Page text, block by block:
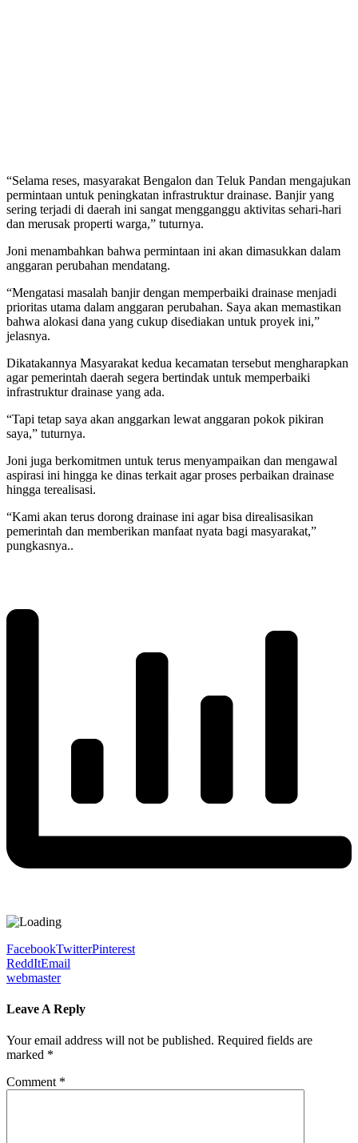
“Selama reses, masyarakat Bengalon dan Teluk Pandan mengajukan
permintaan untuk peningkatan infrastruktur drainase. Banjir yang
sering terjadi di daerah ini sangat mengganggu aktivitas sehari-hari
dan merusak properti warga,” tuturnya.
Joni menambahkan bahwa permintaan ini akan dimasukkan dalam
anggaran perubahan mendatang.
“Mengatasi masalah banjir dengan memperbaiki drainase menjadi
prioritas utama dalam anggaran perubahan. Saya akan memastikan
bahwa alokasi dana yang cukup disediakan untuk proyek ini,”
jelasnya.
Dikatakannya Masyarakat kedua kecamatan tersebut mengharapkan
agar pemerintah daerah segera bertindak untuk memperbaiki
infrastruktur drainase yang ada.
“Tapi tetap saya akan anggarkan lewat anggaran pokok pikiran
saya,” tuturnya.
Joni juga berkomitmen untuk terus menyampaikan dan mengawal
aspirasi ini hingga ke dinas terkait agar proses perbaikan drainase
hingga terealisasi.
“Kami akan terus dorong drainase ini agar bisa direalisasikan
pemerintah dan memberikan manfaat nyata bagi masyarakat,”
pungkasnya..
FacebookTwitterPinterest
ReddItEmail
webmaster
Leave A Reply
Your email address will not be published. Required fields are
marked *
Comment *